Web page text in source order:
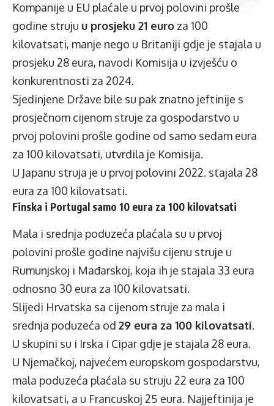
Kompanije u EU plaćale u prvoj polovini prošle
godine struju u prosjeku 21 euro za 100
kilovatsati, manje nego u Britaniji gdje je stajala u
prosjeku 28 eura, navodi Komisija u izvješću o
konkurentnosti za 2024.
Sjedinjene Države bile su pak znatno jeftinije s
prosječnom cijenom struje za gospodarstvo u
prvoj polovini prošle godine od samo sedam eura
za 100 kilovatsati, utvrdila je Komisija.
U Japanu struja je u prvoj polovini 2022. stajala 28
eura za 100 kilovatsati.
Finska i Portugal samo 10 eura za 100 kilovatsati
Mala i srednja poduzeća plaćala su u prvoj
polovini prošle godine najvišu cijenu struje u
Rumunjskoj i Mađarskoj, koja ih je stajala 33 eura
odnosno 30 eura za 100 kilovatsati.
Slijedi Hrvatska sa cijenom struje za mala i
srednja poduzeća od 29 eura za 100 kilovatsati.
U skupini su i Irska i Cipar gdje je stajala 28 eura.
U Njemačkoj, najvećem europskom gospodarstvu,
mala poduzeća plaćala su struju 22 eura za 100
kilovatsati, a u Francuskoj 25 eura. Najjeftinija je